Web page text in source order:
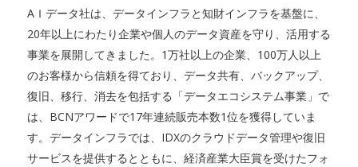
AＩデータ社は、データインフラと知財インフラを基盤に、
20年以上にわたり企業や個人のデータ資産を守り、活用する
事業を展開してきました。1万社以上の企業、100万人以上
のお客様から信頼を得ており、データ共有、バックアップ、
復旧、移行、消去を包括する「データエコシステム事業」で
は、BCNアワードで17年連続販売本数1位を獲得していま
す。データインフラでは、IDXのクラウドデータ管理や復旧
サービスを提供するとともに、経済産業大臣賞を受けたフォ